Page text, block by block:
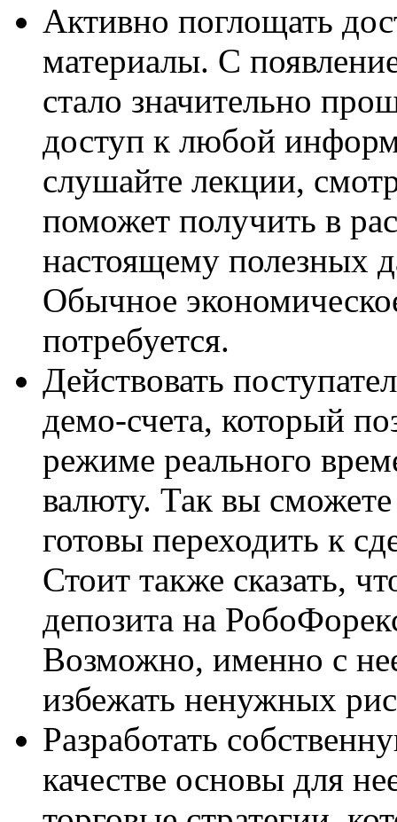
Активно поглощать
материалы. С
стало значительно
доступ к любой
слушайте лекции,
поможет получить в
настоящему полезных
Обычное
потребуется.
Действовать
демо-счета, который
режиме реального
валюту. Так вы
готовы переходить к
Стоит также сказать,
депозита на
Возможно, именно с
избежать ненужных
Разработать
качестве основы для